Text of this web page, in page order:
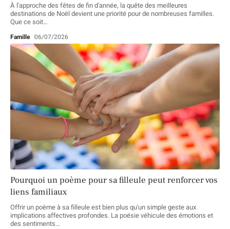
À l'approche des fêtes de fin d'année, la quête des meilleures
destinations de Noël devient une priorité pour de nombreuses familles.
Que ce soit…
Famille 06/07/2026
Pourquoi un poème pour sa filleule peut renforcer vos
liens familiaux
Offrir un poème à sa filleule est bien plus qu'un simple geste aux
implications affectives profondes. La poésie véhicule des émotions et
des sentiments…